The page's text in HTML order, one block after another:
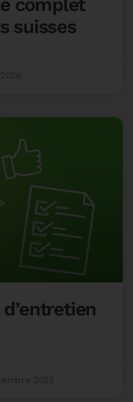
complet
suisses